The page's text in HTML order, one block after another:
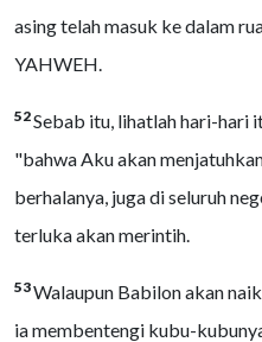
asing telah masuk ke dalam
YAHWEH.
52Sebab itu, lihatlah hari-hari
"bahwa Aku akan
berhalanya, juga di seluruh
terluka akan merintih.
53Walaupun Babilon akan
ia membentengi kubu-